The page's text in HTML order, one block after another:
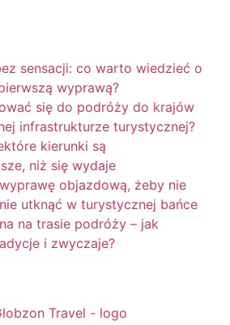
sensacji: co warto wiedzieć o
wyprawą?
się do podróży do krajów
infrastrukturze turystycznej?
kierunki są
niż się wydaje
objazdową, żeby nie
utknąć w turystycznej bańce
na trasie podróży – jak
i zwyczaje?